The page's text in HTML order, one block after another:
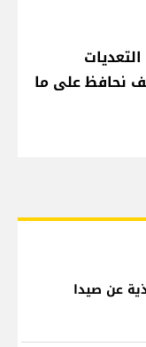
نحافظ على ما
عن صيدا